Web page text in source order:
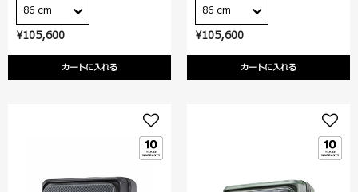
¥105,600
カートに入れる
86 cm
¥105,600
カートに入れる
86 cm